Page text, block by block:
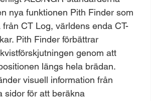
nya funktionen Pith Finder som
CT Log, världens enda CT-
Pith Finder förbättrar
genom att
längs hela brädan.
visuell information från
sidor för att beräkna